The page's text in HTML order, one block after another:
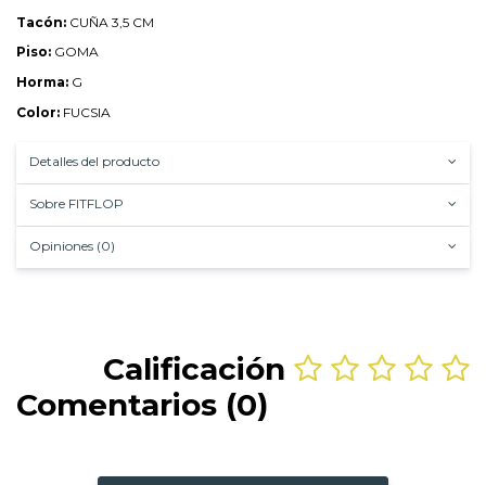
Tacón: CUÑA 3,5 CM
Piso: GOMA
Horma: G
Color: FUCSIA
Detalles del producto
Sobre FITFLOP
Opiniones (0)
Calificación
Comentarios (0)